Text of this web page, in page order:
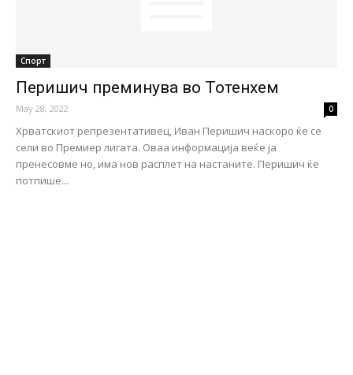
Спорт
Перишич преминува во Тотенхем
May 28, 2022 0
Хрватскиот репрезентативец, Иван Перишич наскоро ќе се
сели во Премиер лигата. Оваа информација веќе ја
пренесовме но, има нов расплет на настаните. Перишич ќе
потпише...